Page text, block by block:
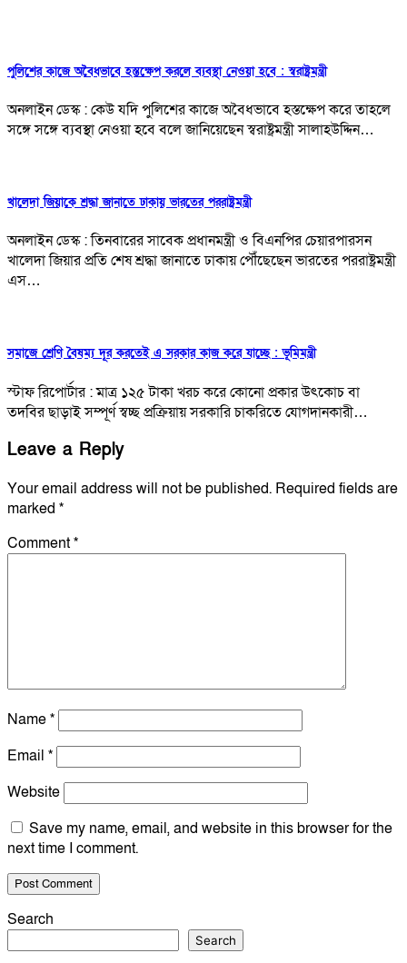
পুলিশের কাজে অবৈধভাবে হস্তক্ষেপ করলে ব্যবস্থা নেওয়া হবে : স্বরাষ্ট্রমন্ত্রী
অনলাইন ডেস্ক : কেউ যদি পুলিশের কাজে অবৈধভাবে হস্তক্ষেপ করে তাহলে
সঙ্গে সঙ্গে ব্যবস্থা নেওয়া হবে বলে জানিয়েছেন স্বরাষ্ট্রমন্ত্রী সালাহউদ্দিন…
খালেদা জিয়াকে শ্রদ্ধা জানাতে ঢাকায় ভারতের পররাষ্ট্রমন্ত্রী
অনলাইন ডেস্ক : তিনবারের সাবেক প্রধানমন্ত্রী ও বিএনপির চেয়ারপারসন
খালেদা জিয়ার প্রতি শেষ শ্রদ্ধা জানাতে ঢাকায় পৌঁছেছেন ভারতের পররাষ্ট্রমন্ত্রী
এস…
সমাজে শ্রেণি বৈষম্য দূর করতেই এ সরকার কাজ করে যাচ্ছে : ভূমিমন্ত্রী
স্টাফ রিপোর্টার : মাত্র ১২৫ টাকা খরচ করে কোনো প্রকার উৎকোচ বা
তদবির ছাড়াই সম্পূর্ণ স্বচ্ছ প্রক্রিয়ায় সরকারি চাকরিতে যোগদানকারী…
Leave a Reply
Your email address will not be published. Required fields are
marked *
Comment*
Name*
Email *
Website
Save my name, email, and website in this browser for the
next time I comment.
Search
Search